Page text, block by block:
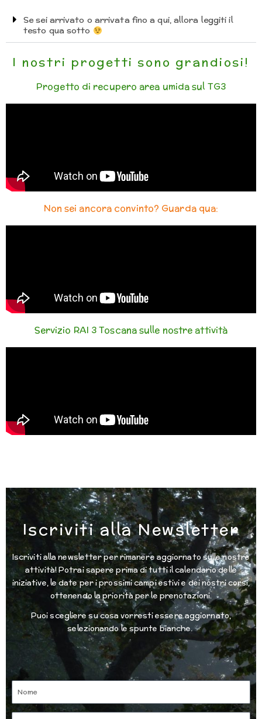
Se sei arrivato o arrivata fino a qui, allora leggiti il
testo qua sotto
I nostri progetti sono grandiosi!
Progetto di recupero area umida sul TG3
Non sei ancora convinto? Guarda qua:
Servizio RAI 3 Toscana sulle nostre attività
Iscriviti alla Newsletter
Iscriviti alla newsletter per rimanere aggiornato sulle nostre
attività! Potrai sapere prima di tutti il calendario delle
iniziative, le date per i prossimi campi estivi e dei nostri corsi,
ottenendo la priorità per le prenotazioni.
Puoi scegliere su cosa vorresti essere aggiornato,
selezionando le spunte bianche.
Nome